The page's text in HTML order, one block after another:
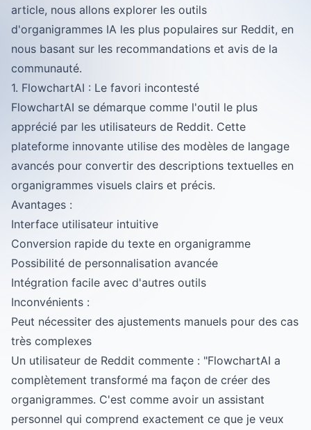
article, nous allons explorer les outils
d'organigrammes IA les plus populaires sur Reddit, en
nous basant sur les recommandations et avis de la
communauté.
1. FlowchartAI : Le favori incontesté
FlowchartAI se démarque comme l'outil le plus
apprécié par les utilisateurs de Reddit. Cette
plateforme innovante utilise des modèles de langage
avancés pour convertir des descriptions textuelles en
organigrammes visuels clairs et précis.
Avantages :
Interface utilisateur intuitive
Conversion rapide du texte en organigramme
Possibilité de personnalisation avancée
Intégration facile avec d'autres outils
Inconvénients :
Peut nécessiter des ajustements manuels pour des cas
très complexes
Un utilisateur de Reddit commente : "FlowchartAI a
complètement transformé ma façon de créer des
organigrammes. C'est comme avoir un assistant
personnel qui comprend exactement ce que je veux